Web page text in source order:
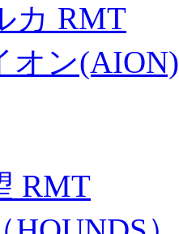
カ RMT
オン
RMT